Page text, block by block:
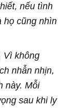
nếu tình
họ cũng nhìn
Vì không
nhẫn nhịn,
này. Mỗi
sau khi ly